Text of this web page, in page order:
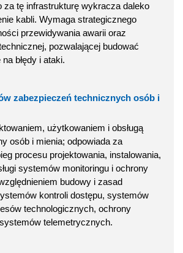
za tę infrastrukturę wykracza daleko
kabli. Wymaga strategicznego
przewidywania awarii oraz
pozwalającej budować
błędy i ataki.
zabezpieczeń technicznych osób i
użytkowaniem i obsługą
osób i mienia; odpowiada za
procesu projektowania, instalowania,
systemów monitoringu i ochrony
budowy i zasad
kontroli dostępu, systemów
technologicznych, ochrony
telemetrycznych.